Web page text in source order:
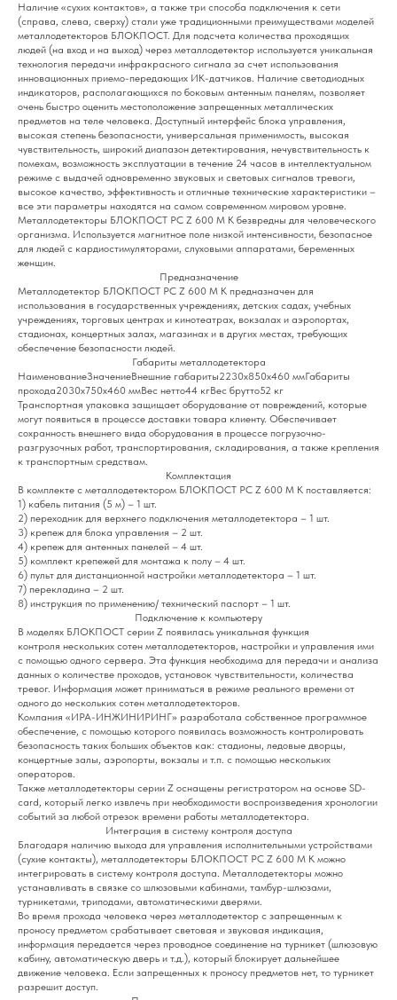
Наличие «сухих контактов», а также три способа подключения к сети
(справа, слева, сверху) стали уже традиционными преимуществами моделей
металлодетекторов БЛОКПОСТ. Для подсчета количества проходящих
людей (на вход и на выход) через металлодетектор используется уникальная
технология передачи инфракрасного сигнала за счет использования
инновационных приемо-передающих ИК-датчиков. Наличие светодиодных
индикаторов, располагающихся по боковым антенным панелям, позволяет
очень быстро оценить местоположение запрещенных металлических
предметов на теле человека. Доступный интерфейс блока управления,
высокая степень безопасности, универсальная применимость, высокая
чувствительность, широкий диапазон детектирования, нечувствительность к
помехам, возможность эксплуатации в течение 24 часов в интеллектуальном
режиме с выдачей одновременно звуковых и световых сигналов тревоги,
высокое качество, эффективность и отличные технические характеристики –
все эти параметры находятся на самом современном мировом уровне.
Металлодетекторы БЛОКПОСТ РС Z 600 M K безвредны для человеческого
организма. Используется магнитное поле низкой интенсивности, безопасное
для людей с кардиостимуляторами, слуховыми аппаратами, беременных
женщин.
Предназначение
Металлодетектор БЛОКПОСТ РС Z 600 M К предназначен для
использования в государственных учреждениях, детских садах, учебных
учреждениях, торговых центрах и кинотеатрах, вокзалах и аэропортах,
стадионах, концертных залах, магазинах и в других местах, требующих
обеспечение безопасности людей.
Габариты металлодетектора
НаименованиеЗначениеВнешние габариты2230х850х460 ммГабариты
прохода2030х750х460 ммВес нетто44 кгВес брутто52 кг
Транспортная упаковка защищает оборудование от повреждений, которые
могут появиться в процессе доставки товара клиенту. Обеспечивает
сохранность внешнего вида оборудования в процессе погрузочно-
разгрузочных работ, транспортирования, складирования, а также крепления
к транспортным средствам.
Комплектация
В комплекте с металлодетектором БЛОКПОСТ РС Z 600 М К поставляется:
1) кабель питания (5 м) – 1 шт.
2) переходник для верхнего подключения металлодетектора – 1 шт.
3) крепеж для блока управления – 2 шт.
4) крепеж для антенных панелей – 4 шт.
5) комплект крепежей для монтажа к полу – 4 шт.
6) пульт для дистанционной настройки металлодетектора – 1 шт.
7) перекладина – 2 шт.
8) инструкция по применению/ технический паспорт – 1 шт.
Подключение к компьютеру
В моделях БЛОКПОСТ серии Z появилась уникальная функция
контроля нескольких сотен металлодетекторов, настройки и управления ими
с помощью одного сервера. Эта функция необходима для передачи и анализа
данных о количестве проходов, установок чувствительности, количества
тревог. Информация может приниматься в режиме реального времени от
одного до нескольких сотен металлодетекторов.
Компания «ИРА-ИНЖИНИРИНГ» разработала собственное программное
обеспечение, с помощью которого появилась возможность контролировать
безопасность таких больших объектов как: стадионы, ледовые дворцы,
концертные залы, аэропорты, вокзалы и т.п. с помощью нескольких
операторов.
Также металлодетекторы серии Z оснащены регистратором на основе SD-
card, который легко извлечь при необходимости воспроизведения хронологии
событий за любой отрезок времени работы металлодетектора.
Интеграция в систему контроля доступа
Благодаря наличию выхода для управления исполнительными устройствами
(сухие контакты), металлодетекторы БЛОКПОСТ РС Z 600 M K можно
интегрировать в систему контроля доступа. Металлодетекторы можно
устанавливать в связке со шлюзовыми кабинами, тамбур-шлюзами,
турникетами, триподами, автоматическими дверями.
Во время прохода человека через металлодетектор с запрещенным к
проносу предметом срабатывает световая и звуковая индикация,
информация передается через проводное соединение на турникет (шлюзовую
кабину, автоматическую дверь и т.д.), который блокирует дальнейшее
движение человека. Если запрещенных к проносу предметов нет, то турникет
разрешит доступ.